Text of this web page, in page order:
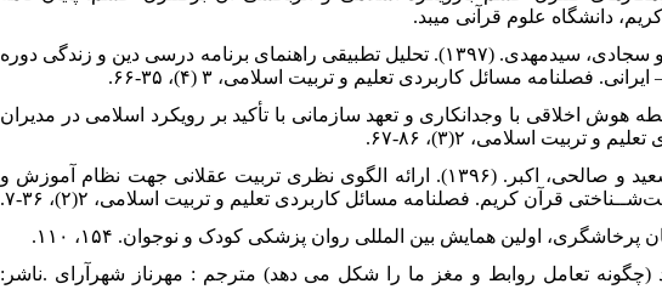
دانشگاه علوم قرآنی میبد.
۵. حیدرپور، حسن؛ صادق‌زاده قمصری، علیرضا و سجادی، سیدمهدی. (۱۳۹۷). تحلیل تطبیقی راهنمای برنامه درسی دین و زندگی دوره
مسائل کاربردی تعلیم و تربیت اسلامی، ۳ (۴)، ۳۵-۶۶.
منصوره. (۱۳۹۶). بررسی رابطه هوش اخلاقی با وجدانکاری و تعهد سازمانی با تأکید بر رویکرد اسلامی در مدیران
اسلامی، ۲(۳)، ۸۶-۶۷.
۷. رشیدی، شیرین؛ کشاورز، سوسن؛ بهشتی، سعید و صالحی، اکبر. (۱۳۹۶). ارائه الگوی نظری تربیت عقلانی جهت نظام آموزش و
قرآن کریم. فصلنامه مسائل کاربردی تعلیم و تربیت اسلامی، ۲(۲)، ۳۶-۷.
ذهن در حال رشد (چگونه تعامل روابط و مغز ما را شکل می دهد) مترجم : مهرناز شهرآرای .ناشر: